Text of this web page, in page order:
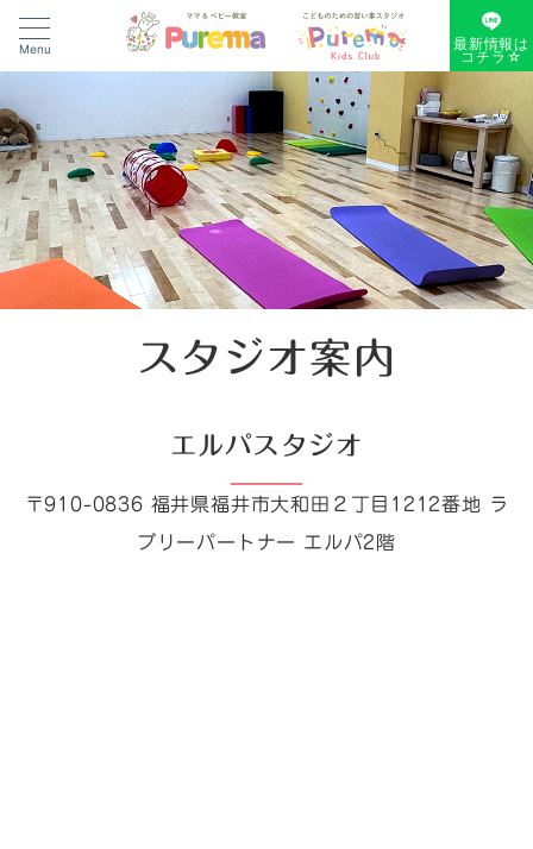
Menu 最新情報は
コチラ☆
スタジオ案内
エルパスタジオ
〒910-0836 福井県福井市大和田２丁目1212番地 ラ
ブリーパートナー エルパ2階